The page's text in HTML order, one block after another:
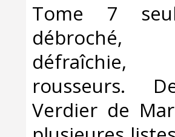
‎Tome 7
débroché,
rousseurs.
Verdier de